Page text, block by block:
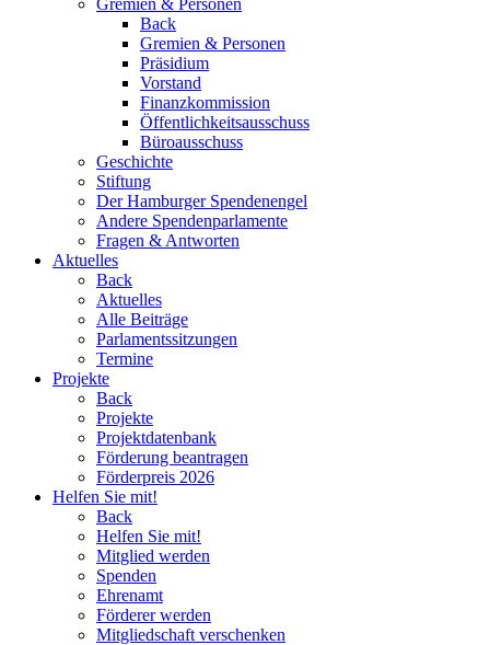
Gremien & Personen
Back
Gremien & Personen
Präsidium
Vorstand
Finanzkommission
Öffentlichkeitsausschuss
Büroausschuss
Geschichte
Stiftung
Der Hamburger Spendenengel
Andere Spendenparlamente
Fragen & Antworten
Aktuelles
Back
Aktuelles
Alle Beiträge
Parlamentssitzungen
Termine
Projekte
Back
Projekte
Projektdatenbank
Förderung beantragen
Förderpreis 2026
Helfen Sie mit!
Back
Helfen Sie mit!
Mitglied werden
Spenden
Ehrenamt
Förderer werden
Mitgliedschaft verschenken